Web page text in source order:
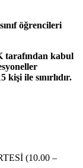
öğrencileri
tarafından kabul
ile sınırlıdır.
(10.00 –